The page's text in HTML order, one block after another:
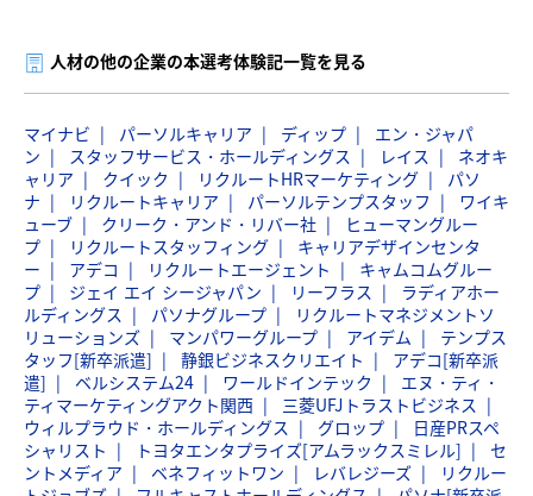
人材の他の企業の本選考体験記一覧を見る
マイナビ パーソルキャリア ディップ
エン・ジャパ
ン
スタッフサービス・ホールディングス レイス
ネオキ
ャリア
クイック リクルートHRマーケティング
パソ
ナ
リクルートキャリア パーソルテンプスタッフ
ワイキ
ューブ
クリーク・アンド・リバー社
ヒューマングルー
プ
リクルートスタッフィング
キャリアデザインセンタ
ー
アデコ リクルートエージェント
キャムコムグルー
プ
ジェイ エイ シージャパン リーフラス
ラディアホー
ルディングス
パソナグループ
リクルートマネジメントソ
リューションズ
マンパワーグループ アイデム
テンプス
タッフ[新卒派遣]
静銀ビジネスクリエイト
アデコ[新卒派
遣]
ベルシステム24 ワールドインテック
エヌ・ティ・
ティマーケティングアクト関西
三菱UFJトラストビジネス
ウィルプラウド・ホールディングス
グロップ
日産PRスペ
シャリスト
トヨタエンタプライズ[アムラックスミレル]
セ
ントメディア
ベネフィットワン レバレジーズ
リクルー